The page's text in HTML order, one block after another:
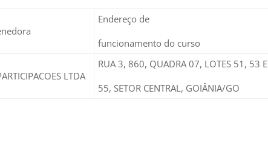
Endereço de
funcionamento do curso
LTDA
RUA 3, 860, QUADRA 07, LOTES 51, 53 E
55, SETOR CENTRAL, GOIÂNIA/GO